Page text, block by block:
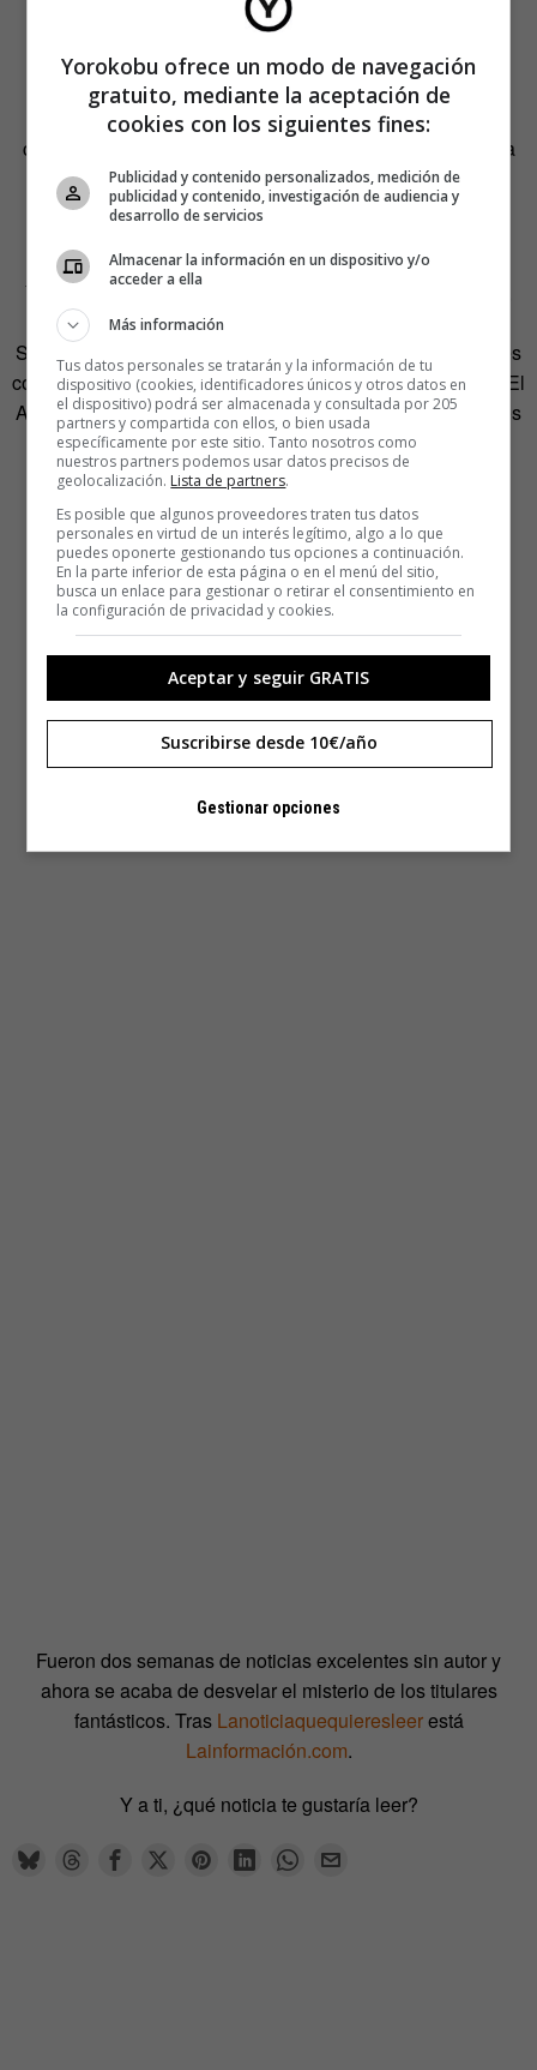
La misión de lostitulares humanosy los de cartelería era
llevar al público a la web en torno a la que gira toda la
estrategia. “La campaña de las noticias falsas se han
convertido en una información más del portal. La pregunta
queda como un contenido del periódico. Los usuarios
escriben un titular o una causa y la pueden compartir
Y la cosa no queda ahí. Fueron a un quiosco de prensa y,
según Olivares, “lo tuneamos con noticias buenísimas”.
Sobre los periódicos colocaron portadas falsas con titulares
como Obama se entrega, Los políticos serán mileuristas o El
Alcorcón gana la Copa del Rey. Había que sorprender a los
compradores de prensa.
Fueron dos semanas de noticias excelentes sin autor y
ahora se acaba de desvelar el misterio de los titulares
fantásticos. Tras Lanoticiaquequieresleerestá
Lainformación.com.
Y a ti, ¿qué noticia te gustaría leer?
Yorokobu ofrece un modo de navegación
gratuito, mediante la aceptación de
cookies con los siguientes fines:
Publicidad y contenido personalizados, medición de
publicidad y contenido, investigación de audiencia y
desarrollo de servicios
Almacenar la información en un dispositivo y/o
acceder a ella
Más información
Tus datos personales se tratarán y la información de tu
dispositivo (cookies, identificadores únicos y otros datos en
el dispositivo) podrá ser almacenada y consultada por 205
partners y compartida con ellos, o bien usada
específicamente por este sitio. Tanto nosotros como
nuestros partners podemos usar datos precisos de
geolocalización. Lista de partners.
Es posible que algunos proveedores traten tus datos
personales en virtud de un interés legítimo, algo a lo que
puedes oponerte gestionando tus opciones a continuación.
En la parte inferior de esta página o en el menú del sitio,
busca un enlace para gestionar o retirar el consentimiento en
la configuración de privacidad y cookies.
Aceptar y seguir GRATIS
Suscribirse desde 10€/año
Gestionar opciones